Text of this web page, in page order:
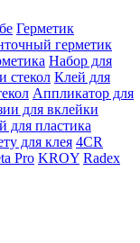
Герметик
герметик
Набор для
стекол Клей для
Аппликатор для
для вклейки
для пластика
для клея 4CR
Pro KROY Radex